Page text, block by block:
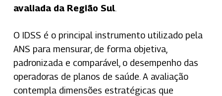
avaliada da Região Sul.
O IDSS é o principal instrumento utilizado pela
ANS para mensurar, de forma objetiva,
padronizada e comparável, o desempenho das
operadoras de planos de saúde. A avaliação
contempla dimensões estratégicas que